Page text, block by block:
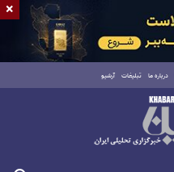
درباره ما تبلیغات آرشیو
×